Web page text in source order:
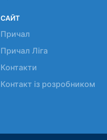
САЙТ
Причал
Причал Ліга
Контакти
Контакт із розробником